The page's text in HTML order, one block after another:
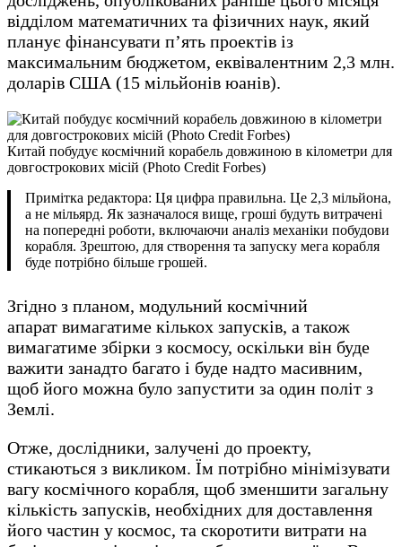
відділом математичних та фізичних наук, який
планує фінансувати п’ять проектів із
максимальним бюджетом, еквівалентним 2,3 млн.
доларів США (15 мільйонів юанів).
Китай побудує космічний корабель довжиною в кілометри для
довгострокових місій (Photo Credit Forbes)
Примітка редактора: Ця цифра правильна. Це 2,3 мільйона,
а не мільярд. Як зазначалося вище, гроші будуть витрачені
на попередні роботи, включаючи аналіз механіки побудови
корабля. Зрештою, для створення та запуску мега корабля
буде потрібно більше грошей.
Згідно з планом, модульний космічний
апарат вимагатиме кількох запусків, а також
вимагатиме збірки з космосу, оскільки він буде
важити занадто багато і буде надто масивним,
щоб його можна було запустити за один політ з
Землі.
Отже, дослідники, залучені до проекту,
стикаються з викликом. Їм потрібно мінімізувати
вагу космічного корабля, щоб зменшити загальну
кількість запусків, необхідних для доставлення
його частин у космос, та скоротити витрати на